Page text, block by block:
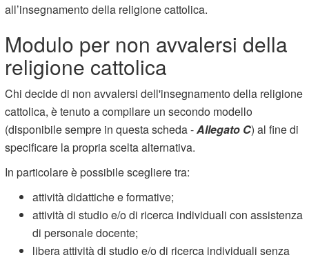
all’insegnamento della religione cattolica.
Modulo per non avvalersi della
religione cattolica
Chi decide di non avvalersi dell'insegnamento della religione
cattolica, è tenuto a compilare un secondo modello
(disponibile sempre in questa scheda -Allegato C) al fine di
specificare la propria scelta alternativa.
In particolare è possibile scegliere tra:
attività didattiche e formative;
attività di studio e/o di ricerca individuali con assistenza
di personale docente;
libera attività di studio e/o di ricerca individuali senza